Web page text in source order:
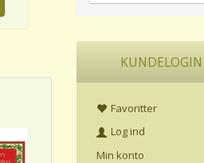
KUNDELOGIN
Favoritter
Log ind
Min konto